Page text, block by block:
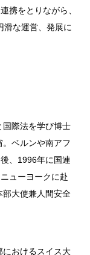
携をとりながら、
滑な運営、発展に
国際法を学び博士
ベルンや南アフ
、1996年に国連
ューヨークに赴
大使兼人間安全
におけるスイス大